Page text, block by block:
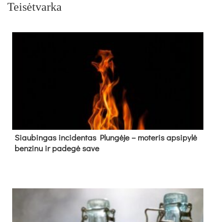
Teisėtvarka
Siau­bin­gas in­ci­den­tas Plun­gė­je – mo­te­ris ap­si­py­lė
ben­zi­nu ir pa­de­gė sa­ve